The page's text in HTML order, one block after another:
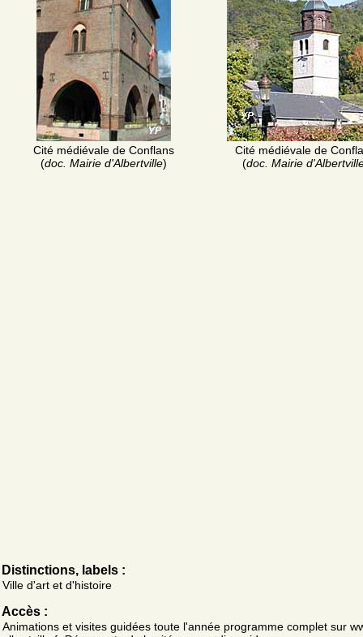
Cité médiévale de Conflans
(doc. Mairie d'Albertville)
Cité médiévale de
(doc. Mairie
Distinctions, labels :
Ville d'art et d'histoire
Accès :
Animations et visites guidées toute l'année programme complet sur